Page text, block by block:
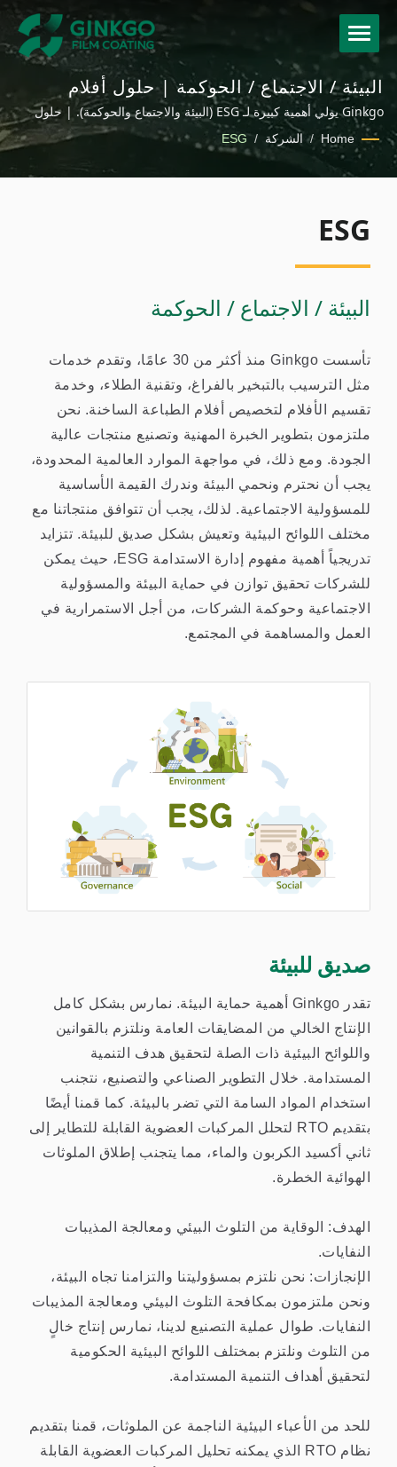
البيئة / الاجتماع / الحوكمة | حلول أفلام
الطباعة الساخنة والتغليف المخصصة للعلامات
التجارية العالمية
Ginkgo يولي أهمية كبيرة لـ ESG (البيئة والاجتماع والحوكمة). | حلول
أفلام الطلاء المستدامة للتغليف ومستحضرات التجميل والنسيج وتطبيقات
السياراتHome
/ الشركة /
ESG
ESG
البيئة / الاجتماع / الحوكمة
تأسست Ginkgo منذ أكثر من 30 عامًا، وتقدم خدمات
مثل الترسيب بالتبخير بالفراغ، وتقنية الطلاء، وخدمة
تقسيم الأفلام لتخصيص أفلام الطباعة الساخنة. نحن
ملتزمون بتطوير الخبرة المهنية وتصنيع منتجات عالية
الجودة. ومع ذلك، في مواجهة الموارد العالمية المحدودة،
يجب أن نحترم ونحمي البيئة وندرك القيمة الأساسية
للمسؤولية الاجتماعية. لذلك، يجب أن تتوافق منتجاتنا مع
مختلف اللوائح البيئية وتعيش بشكل صديق للبيئة. تتزايد
تدريجياً أهمية مفهوم إدارة الاستدامة ESG، حيث يمكن
للشركات تحقيق توازن في حماية البيئة والمسؤولية
الاجتماعية وحوكمة الشركات، من أجل الاستمرارية في
العمل والمساهمة في المجتمع.
صديق للبيئة
تقدر Ginkgo أهمية حماية البيئة. نمارس بشكل كامل
الإنتاج الخالي من المضايقات العامة ونلتزم بالقوانين
واللوائح البيئية ذات الصلة لتحقيق هدف التنمية
المستدامة. خلال التطوير الصناعي والتصنيع، نتجنب
استخدام المواد السامة التي تضر بالبيئة. كما قمنا أيضًا
بتقديم RTO لتحلل المركبات العضوية القابلة للتطاير إلى
ثاني أكسيد الكربون والماء، مما يتجنب إطلاق الملوثات
الهوائية الخطرة.
الهدف: الوقاية من التلوث البيئي ومعالجة المذيبات
النفايات.
الإنجازات: نحن نلتزم بمسؤوليتنا والتزامنا تجاه البيئة،
ونحن ملتزمون بمكافحة التلوث البيئي ومعالجة المذيبات
النفايات. طوال عملية التصنيع لدينا، نمارس إنتاج خالٍ
من التلوث ونلتزم بمختلف اللوائح البيئية الحكومية
لتحقيق أهداف التنمية المستدامة.
للحد من الأعباء البيئية الناجمة عن الملوثات، قمنا بتقديم
نظام RTO الذي يمكنه تحليل المركبات العضوية القابلة